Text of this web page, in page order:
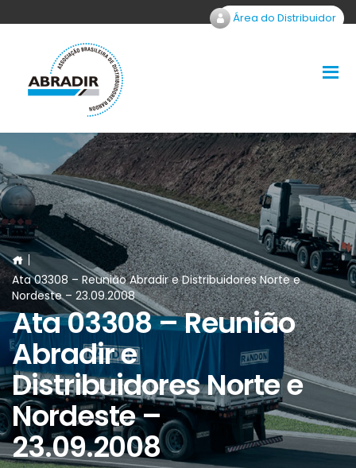
Área do Distribuidor
Ata 03308 – Reunião Abradir e Distribuidores Norte e
Nordeste – 23.09.2008
Ata 03308 – Reunião
Abradir e
Distribuidores Norte e
Nordeste –
23.09.2008